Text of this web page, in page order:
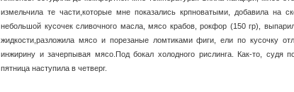
измельчила те части,которые мне показались крпноватыми, добавила на
небольшой кусочек сливочного масла, мясо крабов, рокфор (150 гр),
жидкости,разложила мясо и порезаные ломтиками фиги, ели по кусочку
инжирину и зачерпывая мясо.Под бокал холодного рислинга. Как-то, судя
пятница наступила в четверг.